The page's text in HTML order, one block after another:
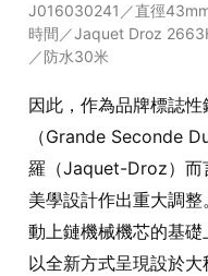
J016030241／直徑
時間／Jaquet Droz
／防水30米
因此，作為品牌標誌
（Grande Seconde
羅（Jaquet-Droz）而
美學設計作出重大調
動上鏈機械機芯的基
以全新方式呈現設於